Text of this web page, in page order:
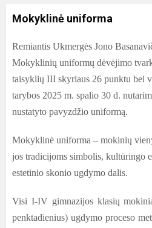
Mokyklinė uniforma
Remiantis Ukmergės Jono
Mokyklinių uniformų dėvėjimo
taisyklių III skyriaus 26 punktu bei
tarybos 2025 m. spalio 30 d.
nustatyto pavyzdžio uniformą.
Mokyklinė uniforma – mokinių
jos tradicijoms simbolis, kultūringo
estetinio skonio ugdymo dalis.
Visi I-IV gimnazijos klasių
penktadienius) ugdymo proceso